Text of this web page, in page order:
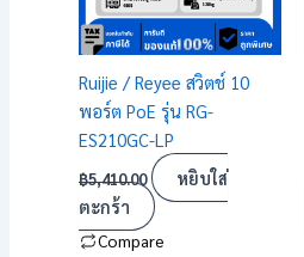
Ruijie / Reyee สวิตช์ 10
พอร์ต PoE รุ่น RG-
ES210GC-LP
฿5,410.00
หยิบใส่
ตะกร้า
Compare